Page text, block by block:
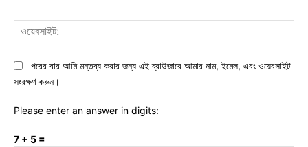
পরের বার আমি মন্তব্য করার জন্য এই ব্রাউজারে আমার নাম, ইমেল, এবং ওয়েবসাইট
সংরক্ষণ করুন।
Please enter an answer in digits:
7 + 5 =